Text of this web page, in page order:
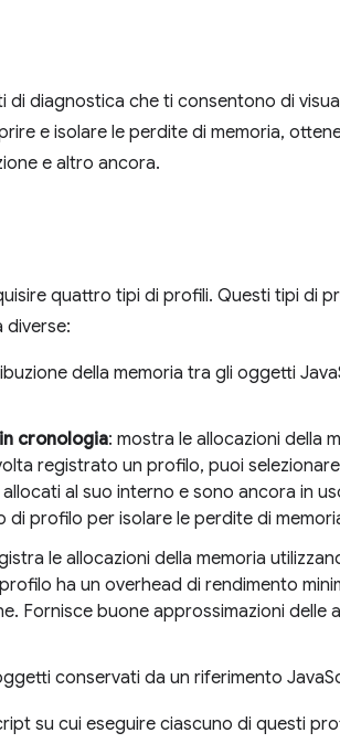
di diagnostica che ti consentono di
e isolare le perdite di memoria,
e altro ancora.
quattro tipi di profili. Questi tipi di
diverse:
della memoria tra gli oggetti
cronologia: mostra le allocazioni della
registrato un profilo, puoi
al suo interno e sono ancora in
di profilo per isolare le perdite di
le allocazioni della memoria
ha un overhead di rendimento
Fornisce buone approssimazioni delle
conservati da un riferimento
su cui eseguire ciascuno di questi